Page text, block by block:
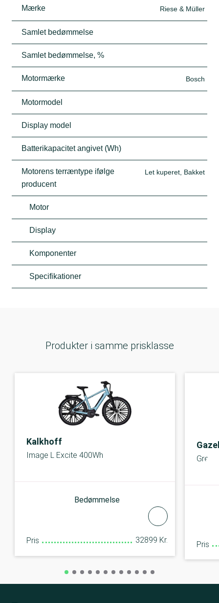
Mærke Riese & Müller
Samlet bedømmelse
Samlet bedømmelse, %
Motormærke Bosch
Motormodel
Display model
Batterikapacitet angivet (Wh)
Motorens terræntype ifølge
producent
Let kuperet, Bakket
Motor
Display
Komponenter
Specifikationer
Produkter i samme prisklasse
Kalkhoff
Image L Excite 400Wh
Bedømmelse
Pris 32899 Kr. Pris